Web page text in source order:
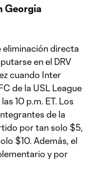
Georgia
directa
en el DRV
cuando Inter
de la USL League
10 p.m. ET. Los
de la
por tan solo $5,
$10. Además, el
y por